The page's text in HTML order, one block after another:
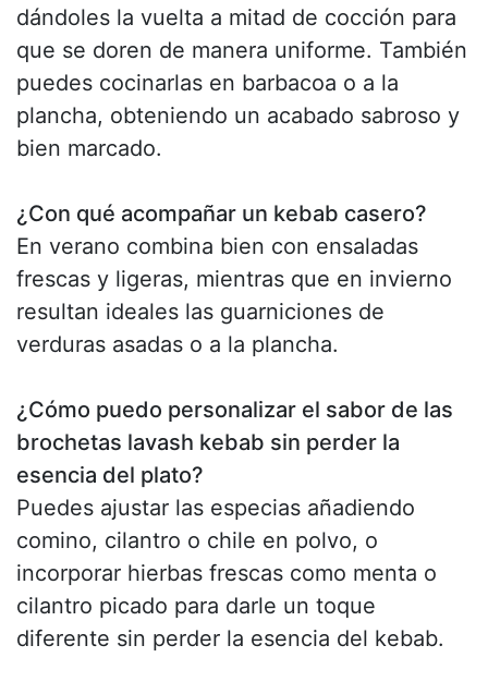
dándoles la vuelta a mitad de cocción para
que se doren de manera uniforme. También
puedes cocinarlas en barbacoa o a la
plancha, obteniendo un acabado sabroso y
bien marcado.
¿Con qué acompañar un kebab casero?
En verano combina bien con ensaladas
frescas y ligeras, mientras que en invierno
resultan ideales las guarniciones de
verduras asadas o a la plancha.
¿Cómo puedo personalizar el sabor de las
brochetas lavash kebab sin perder la
esencia del plato?
Puedes ajustar las especias añadiendo
comino, cilantro o chile en polvo, o
incorporar hierbas frescas como menta o
cilantro picado para darle un toque
diferente sin perder la esencia del kebab.